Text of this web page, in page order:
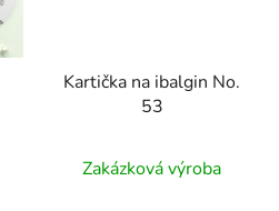
Kartička na ibalgin No.
53
Zakázková výroba